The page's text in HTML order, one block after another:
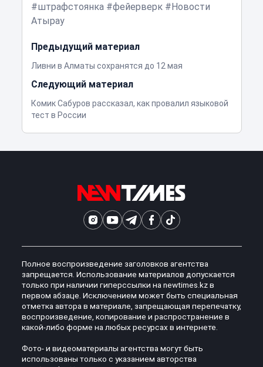
штрафстоянка
фейерверк
Новости
Атырау
Предыдущий материал
Ливни в Алматы сохранятся до 12 мая
Следующий материал
Комик Сабуров рассказал, как провалил языковой
тест в России
Полное воспроизведение заголовков агентства
запрещается. Использование материалов допускается
только при наличии гиперссылки на newtimes.kz в
первом абзаце. Исключением может быть специальная
отметка автора в материале, запрещающая перепечатку,
воспроизведение, копирование и распространение в
какой-либо форме на любых ресурсах в интернете.
Фото- и видеоматериалы агентства могут быть
использованы только с указанием авторства